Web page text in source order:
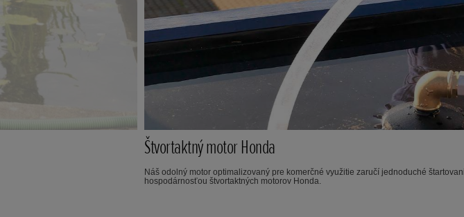
Štvortaktný motor Honda
Náš odolný motor optimalizovaný pre komerčné využitie zaručí jednoduché
hospodárnosťou štvortaktných motorov Honda.